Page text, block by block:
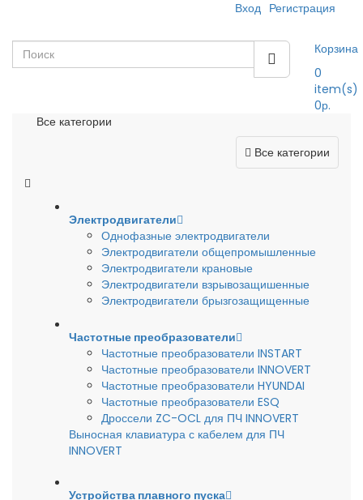
Вход Регистрация
Корзина
0
item(s)
0р.
Все категории
Все категории
Электродвигатели
Однофазные электродвигатели
Электродвигатели общепромышленные
Электродвигатели крановые
Электродвигатели взрывозащишенные
Электродвигатели брызгозащищенные
Частотные преобразователи
Частотные преобразователи INSTART
Частотные преобразователи INNOVERT
Частотные преобразователи HYUNDAI
Частотные преобразователи ESQ
Дроссели ZC-OCL для ПЧ INNOVERT
Выносная клавиатура с кабелем для ПЧ
INNOVERT
Устройства плавного пуска